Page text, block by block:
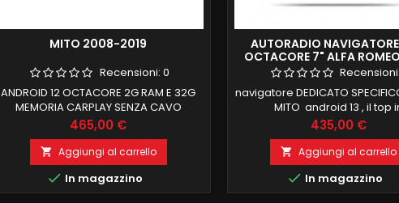
MITO 2008-2019
Recensioni: 0
ANDROID 12 OCTACORE 2G RAM E 32G
MEMORIA CARPLAY SENZA CAVO
ANDROID AUTO USB RECUPERO
COMANDI AL VOLANTE
Prezzo
465,00 €
 Aggiungi al carrello
 In magazzino
AUTORADIO
OCTACORE 7" ALFA
ANDROID 13.0 6 GB RAM
navigatore DEDICATO
MITO android 13 , il top
commercio 6 GB RAM 128 GB
OCTACORE CARPLAY E
WIRELESS YOUTUBE FACEBOOK
TUTTO SUL TUO NAVIGATORE
MIRRORLINK WIFI INTEGRATO
INTEGRATO ingresso
Prezzo
435,00 €
 Aggiungi al carrello
 In magazzino